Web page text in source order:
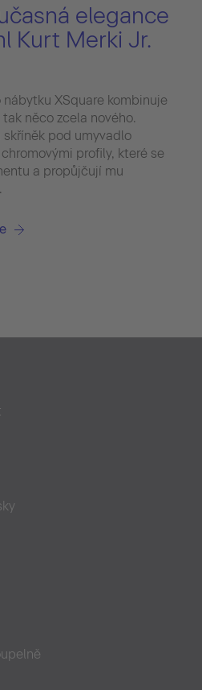
elegance
Kurt Merki Jr.
XSquare kombinuje
něco zcela nového.
skříněk pod umyvadlo
profily, které se
a propůjčují mu